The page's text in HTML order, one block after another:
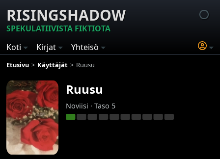
RISINGSHADOW
SPEKULATIIVISTA FIKTIOTA
Koti
Kirjat Yhteisö
Etusivu Käyttäjät Ruusu
Ruusu
Noviisi · Taso 5